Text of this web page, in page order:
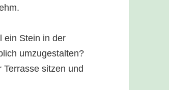
ein Stein in der
umzugestalten?
sitzen und